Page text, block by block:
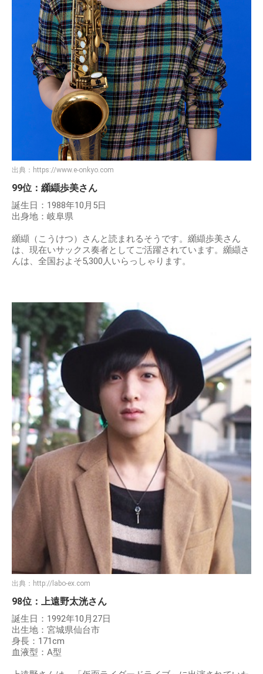
出典： https://www.e-onkyo.com
99位：纐纈歩美さん
誕生日：1988年10月5日
出身地：岐阜県
纐纈（こうけつ）さんと読まれるそうです。纐纈歩美さん
は、現在いサックス奏者としてご活躍されています。纐纈さ
んは、全国およそ5,300人いらっしゃります。
出典： http://labo-ex.com
98位：上遠野太洸さん
誕生日：1992年10月27日
出生地：宮城県仙台市
身長：171cm
血液型：A型